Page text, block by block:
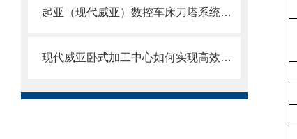
起亚（现代威亚）数控车床刀塔系统故障与原点调试技术研究
现代威亚卧式加工中心如何实现高效生产？